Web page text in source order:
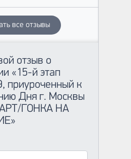
все отзывы
отзыв о
«15-й этап
приуроченный к
Дня г. Москвы
ГОНКА НА